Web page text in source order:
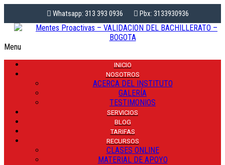
Whatsapp: 313 393 0936 Pbx: 3133930936
Menu
INICIO
NOSOTROS
ACERCA DEL INSTITUTO
GALERÍA
TESTIMONIOS
SERVICIOS
BLOG
TARIFAS
RECURSOS
CLASES ONLINE
MATERIAL DE APOYO
Plan de estudios 11°
Ejemplos de Nomenclatura IUPAC Química 11°
Guía para solucionar complemento del modulo 1 Química